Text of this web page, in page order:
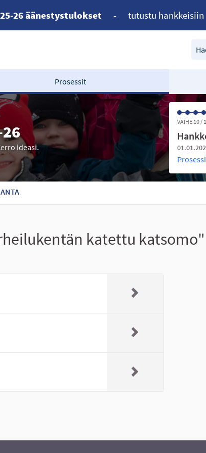
26 äänestystulokset - tutustu hankkeisiin
Hae
Prosessit
ideasi.
VAIHE 10 /
katettu katsomo"